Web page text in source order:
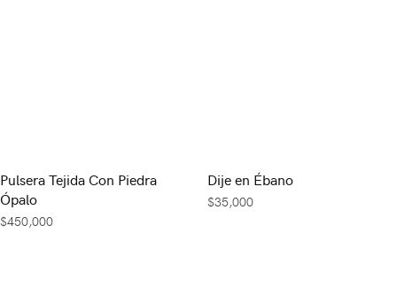
Pulsera Tejida Con Piedra
Ópalo
$450,000
Dije en Ébano
$35,000